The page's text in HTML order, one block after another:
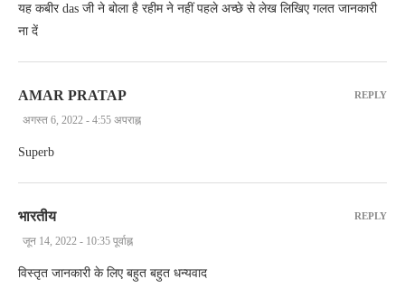
यह कबीर das जी ने बोला है रहीम ने नहीं पहले अच्छे से लेख लिखिए गलत जानकारी
ना दें
AMAR PRATAP
अगस्त 6, 2022 - 4:55 अपराह्न
Superb
REPLY
भारतीय
जून 14, 2022 - 10:35 पूर्वाह्न
विस्तृत जानकारी के लिए बहुत बहुत धन्यवाद
REPLY